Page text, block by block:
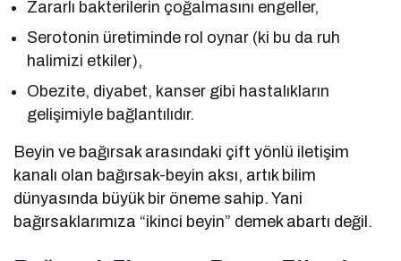
Zararlı bakterilerin çoğalmasını engeller,
Serotonin üretiminde rol oynar (ki bu da ruh
halimizi etkiler),
Obezite, diyabet, kanser gibi hastalıkların
gelişimiyle bağlantılıdır.
Beyin ve bağırsak arasındaki çift yönlü iletişim
kanalı olan bağırsak-beyin aksı, artık bilim
dünyasında büyük bir öneme sahip. Yani
bağırsaklarımıza “ikinci beyin” demek abartı değil.